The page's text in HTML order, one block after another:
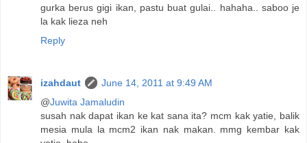
gurka berus gigi ikan, pastu buat gulai.. hahaha.. saboo je
la kak lieza neh
Reply
izahdaut
June 14, 2011 at 9:49 AM
@Juwita Jamaludin
susah nak dapat ikan ke kat sana ita? mcm kak yatie, balik
mesia mula la mcm2 ikan nak makan. mmg kembar kak